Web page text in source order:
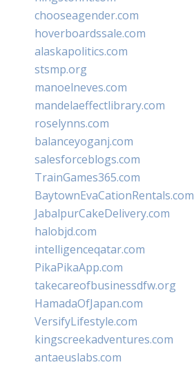
chooseagender.com
hoverboardssale.com
alaskapolitics.com
stsmp.org
manoelneves.com
mandelaeffectlibrary.com
roselynns.com
balanceyoganj.com
salesforceblogs.com
TrainGames365.com
BaytownEvaCationRentals.com
JabalpurCakeDelivery.com
halobjd.com
intelligenceqatar.com
PikaPikaApp.com
takecareofbusinessdfw.org
HamadaOfJapan.com
VersifyLifestyle.com
kingscreekadventures.com
antaeuslabs.com